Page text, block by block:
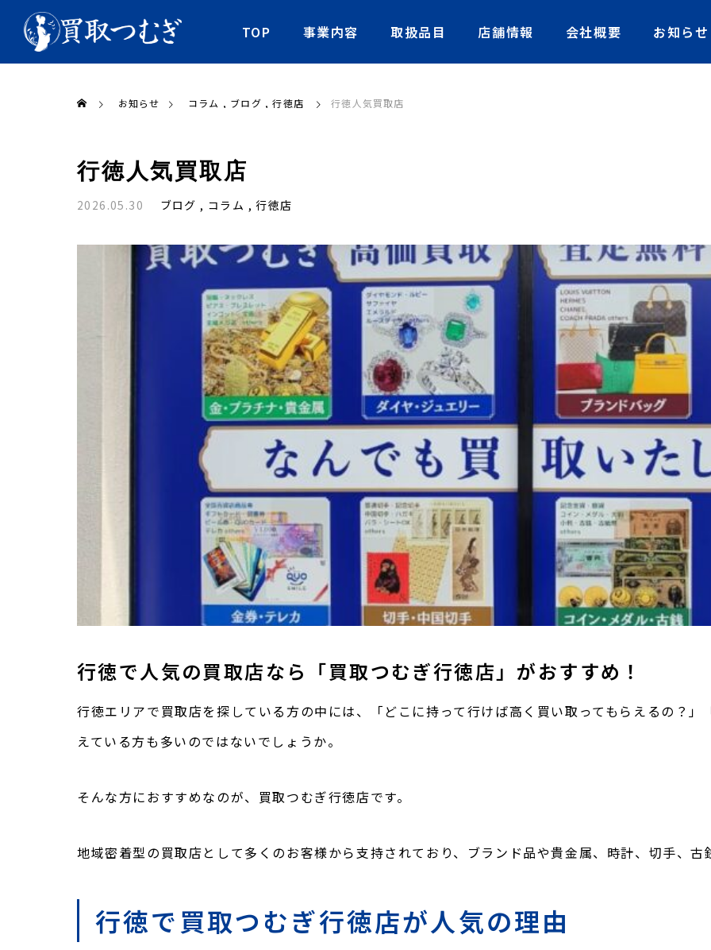
TOP 事業内容 取扱品目 店舗情報 会社概要 お知らせ
お知らせ コラム ブログ 行徳店 行徳人気買取店
行徳人気買取店
2026.05.30 ブログ コラム 行徳店
行徳で人気の買取店なら「買取つむぎ行徳店」がおすすめ！
行徳エリアで買取店を探している方の中には、「どこに持って行けば高く買い取ってもらえるの？
えている方も多いのではないでしょうか。
そんな方におすすめなのが、買取つむぎ行徳店です。
地域密着型の買取店として多くのお客様から支持されており、ブランド品や貴金属、時計、切手、古
行徳で買取つむぎ行徳店が人気の理由